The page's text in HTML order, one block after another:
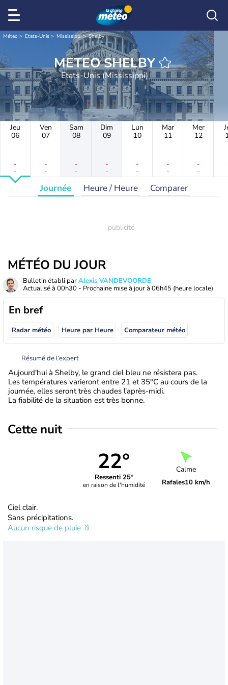
Météo Etats-Unis Mississippi Shelby
METEO SHELBY
Etats-Unis (Mississippi)
Jeu
06
-
-
Ven
07
-
-
Sam
08
-
-
Dim
09
-
-
Lun
10
-
-
Mar
11
-
-
Mer
12
-
-
Journée Heure / Heure Comparer
MÉTÉO DU JOUR
Bulletin établi parAlexis VANDEVOORDE
Actualisé à 00h30 - Prochaine mise à jour à 06h45 (heure locale)
En bref
Radar météo Heure par Heure Comparateur météo
Résumé de l’expert
Aujourd'hui à Shelby, le grand ciel bleu ne résistera pas.
Les températures varieront entre 21 et 35°C au cours de la
journée, elles seront très chaudes l'après-midi.
La fiabilité de la situation est très bonne.
Cette nuit
22°
Ressenti 25°
en raison de l'humidité
Calme
Rafales10 km/h
Ciel clair.
Sans précipitations.
Aucun risque de pluie